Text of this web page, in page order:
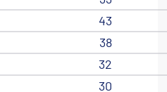
43
38
32
30